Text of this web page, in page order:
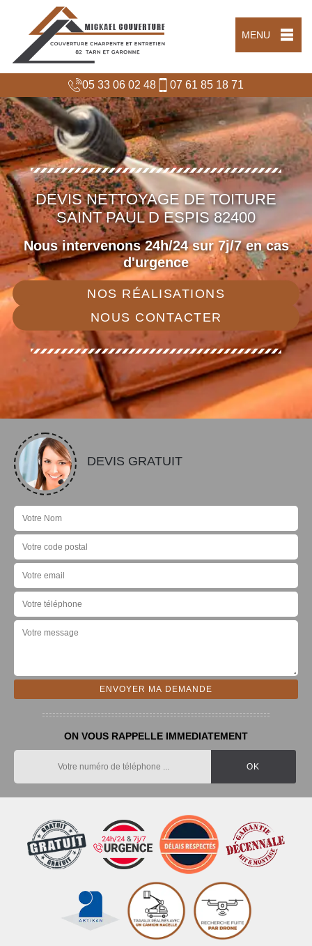
MENU
05 33 06 02 48 07 61 85 18 71
DEVIS NETTOYAGE DE TOITURE
SAINT PAUL D ESPIS 82400
Nous intervenons 24h/24 sur 7j/7 en cas
d'urgence
NOS RÉALISATIONS
NOUS CONTACTER
DEVIS GRATUIT
ON VOUS RAPPELLE IMMEDIATEMENT